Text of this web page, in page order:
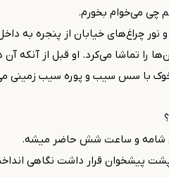
چی می‌خوام بخورم.
چراغ‌های خیابان از پنجره به
را تماشا می‌کرد. او قبل از آنکه
با سس سیب و پوره سیب زمینی
شامه و ساعت شش حاضر میشه.
پیشخوان قرار داشت نگاهی